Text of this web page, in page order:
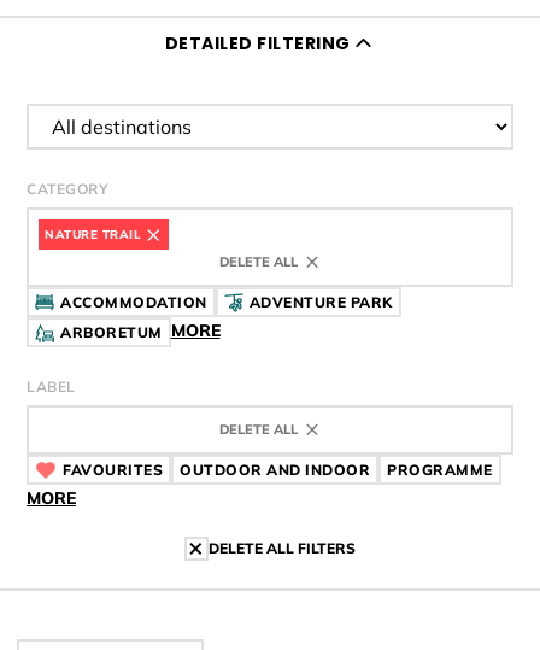
DETAILED FILTERING
Filter destination
CATEGORY
NATURE TRAIL
DELETE ALL
ACCOMMODATION
ADVENTURE PARK
ARBORETUM
MORE
LABEL
DELETE ALL
FAVOURITES CÍMKE
OUTDOOR AND INDOOR CÍMKE
PROGRAMME
MORE
DELETE ALL FILTERS